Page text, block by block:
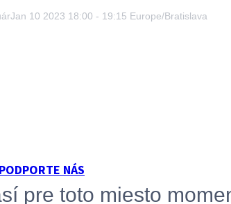
PODPORTE NÁS
Jan 10 2023 18:00 - 19:15 Europe/Bratislava
pre toto miesto